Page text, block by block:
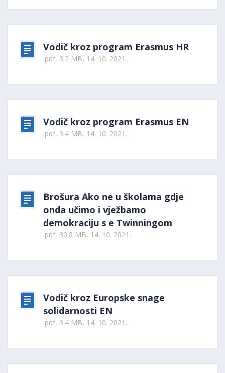
Vodič kroz program Erasmus HR
.pdf, 3.2 MB, 14. 10. 2021.
Vodič kroz program Erasmus EN
.pdf, 3.4 MB, 14. 10. 2021.
Brošura Ako ne u školama gdje
onda učimo i vježbamo
demokraciju s e Twinningom
.pdf, 30.8 MB, 14. 10. 2021.
Vodič kroz Europske snage
solidarnosti EN
.pdf, 3.4 MB, 14. 10. 2021.